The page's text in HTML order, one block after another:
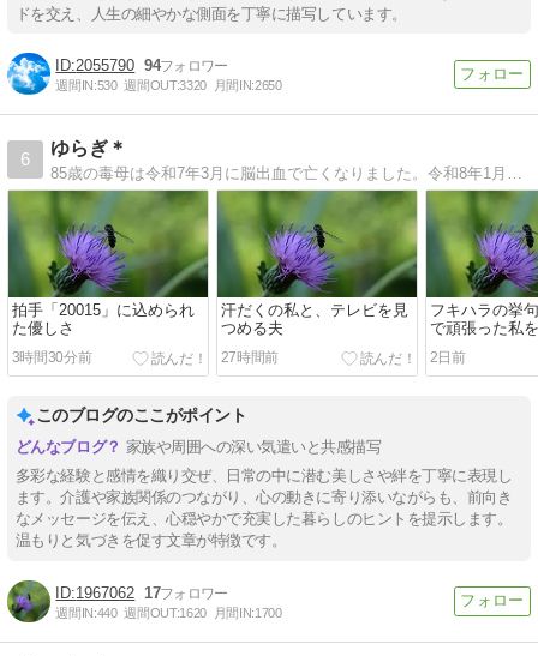
ドを交え、人生の細やかな側面を丁寧に描写しています。
2055790 94
週間IN:530 週間OUT:3320 月間IN:2650
6
ゆらぎ＊
85歳の毒母は令和7年3月に脳出血で亡くなりました。令和8年1月93歳で父は亡くなりました。思春期からの摂食障害持ち。
拍手「20015」に込められ
た優しさ
3時間30分前
汗だくの私と、テレビを見
つめる夫
27時間前
フキハラの挙
で頑張った私
無視
2日前
このブログのここがポイント
家族や周囲への深い気遣いと共感描写
多彩な経験と感情を織り交ぜ、日常の中に潜む美しさや絆を丁寧に表現し
ます。介護や家族関係のつながり、心の動きに寄り添いながらも、前向き
なメッセージを伝え、心穏やかで充実した暮らしのヒントを提示します。
温もりと気づきを促す文章が特徴です。
1967062 17
週間IN:440 週間OUT:1620 月間IN:1700